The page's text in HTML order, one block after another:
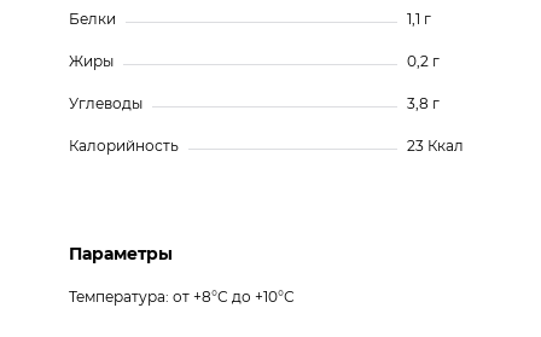
Белки 1,1 г
Жиры 0,2 г
Углеводы 3,8 г
Калорийность 23 Ккал
Параметры
Температура: от +8°С до +10°С